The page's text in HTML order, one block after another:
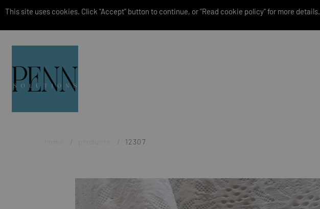
This site uses cookies. Click "Accept" button to continue, or "Read cookie policy" for more details.
12307